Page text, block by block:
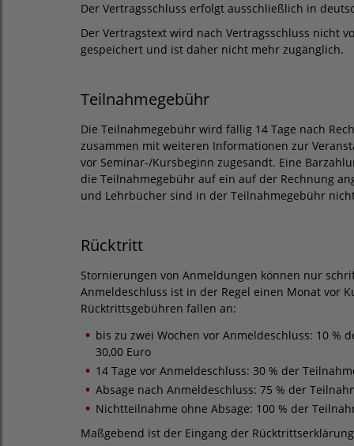
Der Vertragsschluss erfolgt ausschließlich in
Der Vertragstext wird nach Vertragsschluss nicht
gespeichert und ist daher nicht mehr zugänglich.
Teilnahmegebühr
Die Teilnahmegebühr wird fällig 14 Tage nach
zusammen mit weiteren Informationen zur
vor Seminar-/Kursbeginn zugesandt. Eine
die Teilnahmegebühr auf ein auf der Rechnung
und Lehrbücher sind in der Teilnahmegebühr
Rücktritt
Stornierungen von Anmeldungen können nur
Anmeldeschluss ist in der Regel einen Monat vor
Rücktrittsgebühren fallen an:
bis zu zwei Wochen vor Anmeldeschluss: 10 %
30,00 Euro
14 Tage vor Anmeldeschluss: 30 % der
Absage nach Anmeldeschluss: 75 % der
Nichtteilnahme ohne Absage: 100 % der
Maßgebend ist der Eingang der Rücktrittserklärung